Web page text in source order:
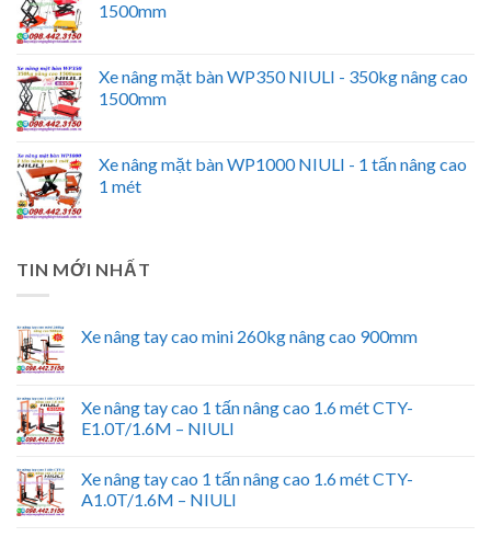
1500mm
Xe nâng mặt bàn WP350 NIULI - 350kg nâng cao
1500mm
Xe nâng mặt bàn WP1000 NIULI - 1 tấn nâng cao
1 mét
TIN MỚI NHẤT
Xe nâng tay cao mini 260kg nâng cao 900mm
Xe nâng tay cao 1 tấn nâng cao 1.6 mét CTY-
E1.0T/1.6M – NIULI
Xe nâng tay cao 1 tấn nâng cao 1.6 mét CTY-
A1.0T/1.6M – NIULI